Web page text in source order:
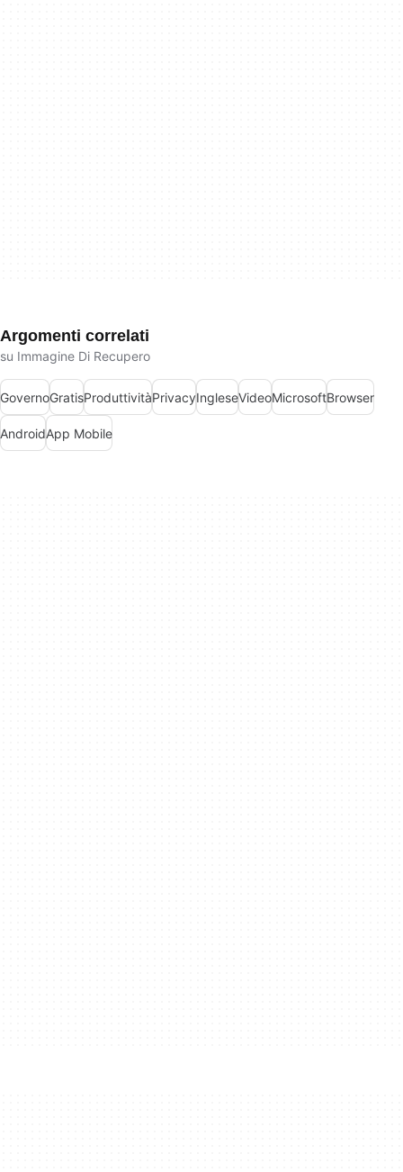
Argomenti correlati
su Immagine Di Recupero
GovernoGratisProduttivitàPrivacyIngleseVideoMicrosoftBrowser
AndroidApp Mobile